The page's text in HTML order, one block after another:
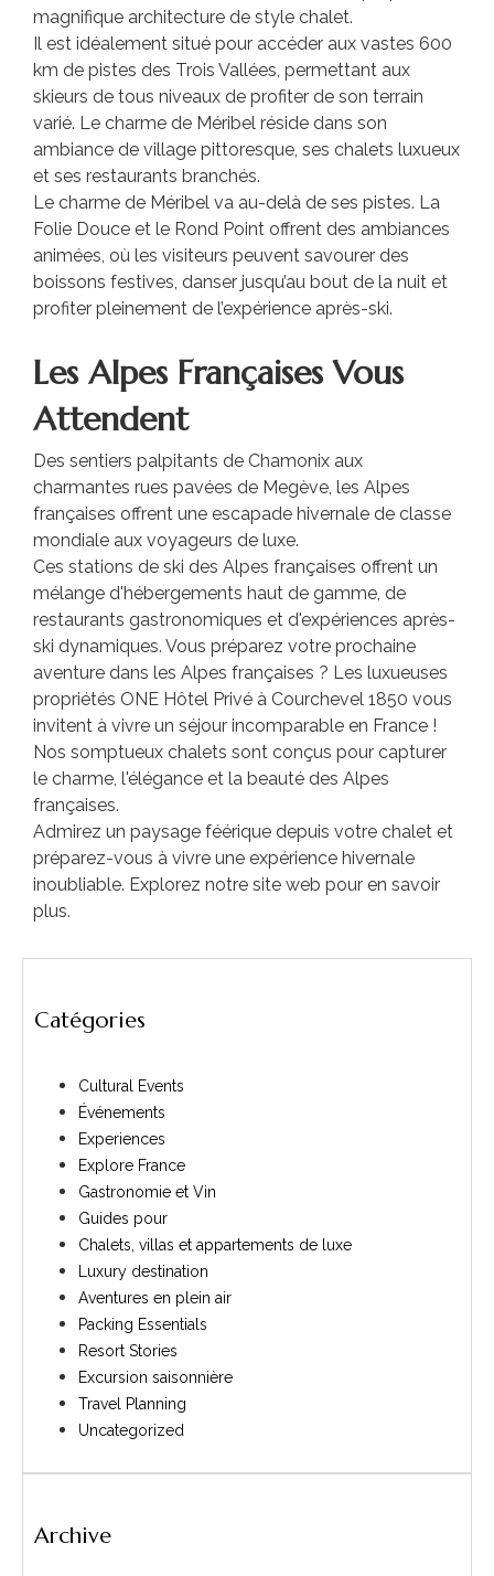
magnifique architecture de style chalet.
Il est idéalement situé pour accéder aux vastes 600
km de pistes des Trois Vallées, permettant aux
skieurs de tous niveaux de profiter de son terrain
varié. Le charme de Méribel réside dans son
ambiance de village pittoresque, ses chalets luxueux
et ses restaurants branchés.
Le charme de Méribel va au-delà de ses pistes. La
Folie Douce et le Rond Point offrent des ambiances
animées, où les visiteurs peuvent savourer des
boissons festives, danser jusqu’au bout de la nuit et
profiter pleinement de l’expérience après-ski.
Les Alpes Françaises Vous
Attendent
Des sentiers palpitants de Chamonix aux
charmantes rues pavées de Megève, les Alpes
françaises offrent une escapade hivernale de classe
mondiale aux voyageurs de luxe.
Ces stations de ski des Alpes françaises offrent un
mélange d'hébergements haut de gamme, de
restaurants gastronomiques et d'expériences après-
ski dynamiques. Vous préparez votre prochaine
aventure dans les Alpes françaises ? Les luxueuses
propriétés ONE Hôtel Privé à Courchevel 1850 vous
invitent à vivre un séjour incomparable en France !
Nos somptueux chalets sont conçus pour capturer
le charme, l'élégance et la beauté des Alpes
françaises.
Admirez un paysage féérique depuis votre chalet et
préparez-vous à vivre une expérience hivernale
inoubliable. Explorez notre site web pour en savoir
plus.
Catégories
Cultural Events
Événements
Experiences
Explore France
Gastronomie et Vin
Guides pour
Chalets, villas et appartements de luxe
Luxury destination
Aventures en plein air
Packing Essentials
Resort Stories
Excursion saisonnière
Travel Planning
Uncategorized
Archive